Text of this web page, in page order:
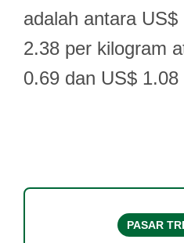
adalah antara
2.38 per kilogram
0.69 dan US$
PASAR